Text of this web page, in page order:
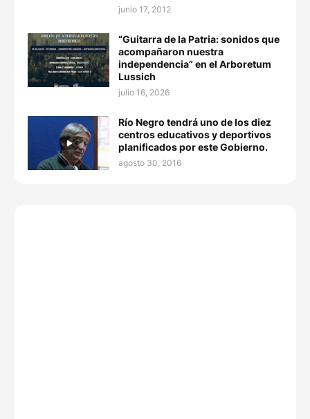
junio 17, 2012
“Guitarra de la Patria: sonidos que
acompañaron nuestra
independencia” en el Arboretum
Lussich
julio 16, 2026
Río Negro tendrá uno de los diez
centros educativos y deportivos
planificados por este Gobierno.
agosto 30, 2016